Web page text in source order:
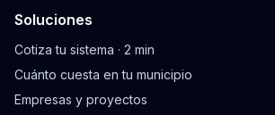
Soluciones
Cotiza tu sistema · 2 min
Cuánto cuesta en tu municipio
Empresas y proyectos